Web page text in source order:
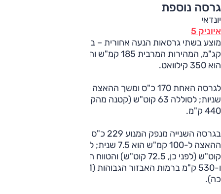
גרסה נוספת
יונדאי
איוניק 5
קג"מ, המהירות המרבית 185 קמ"ש והספק הטעינה המהירה
הוא 350 קילוואט.
שניות; לסוללה 63 קוט"ש (קטנה מהקודמת) והטווח המוצהר הוא
440 ק"מ.
כה).